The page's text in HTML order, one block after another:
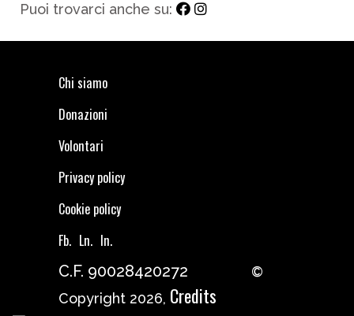
Puoi trovarci anche su:
Chi siamo
Donazioni
Volontari
Privacy policy
Cookie policy
Fb. Ln. In.
C.F. 90028420272
©
Copyright 2026, Credits